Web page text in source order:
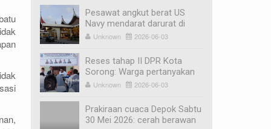
MEDIA
Pesawat angkut berat US
Navy mendarat darurat di
Bandara Minangkabau,
Unknown 2026-06-03
Reses tahap II DPR Kota
Sorong: Warga pertanyakan
revitalisasi Pasar Remu dan
Unknown 2026-06-03
Prakiraan cuaca Depok Sabtu
30 Mei 2026: cerah berawan